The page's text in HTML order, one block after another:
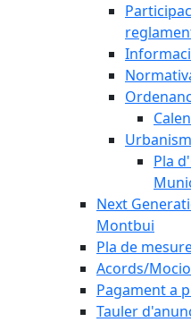
Pla
Next
Montbui
Pla de
Acords/
Pagament a
Tauler